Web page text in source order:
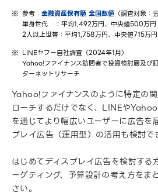
参考： 金融資産保有額 全国数値 （調査対象：
単身世代 ：平均1,492万円、中央値500万円
2人以上世帯：平均1,758万円、中央値715万円
LINEヤフー自社調査（2024年1月）
Yahoo!ファイナンス訪問者で投資検討層及び
ターネットリサーチ
Yahoo!ファイナンスのように特定の
ローチするだけでなく、LINEや
を通じてより幅広いユーザーに広告を
プレイ広告（運用型）の活用も検討で
はじめてディスプレイ広告を検討する
ーゲティング、予算設計の考え方をま
さい。